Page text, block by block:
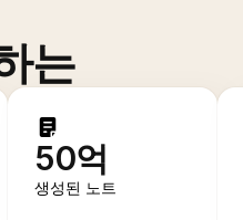
는
50억
생성된 노트